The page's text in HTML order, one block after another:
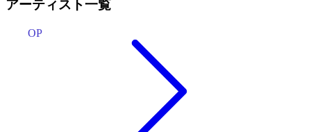
アーティスト一覧
OP